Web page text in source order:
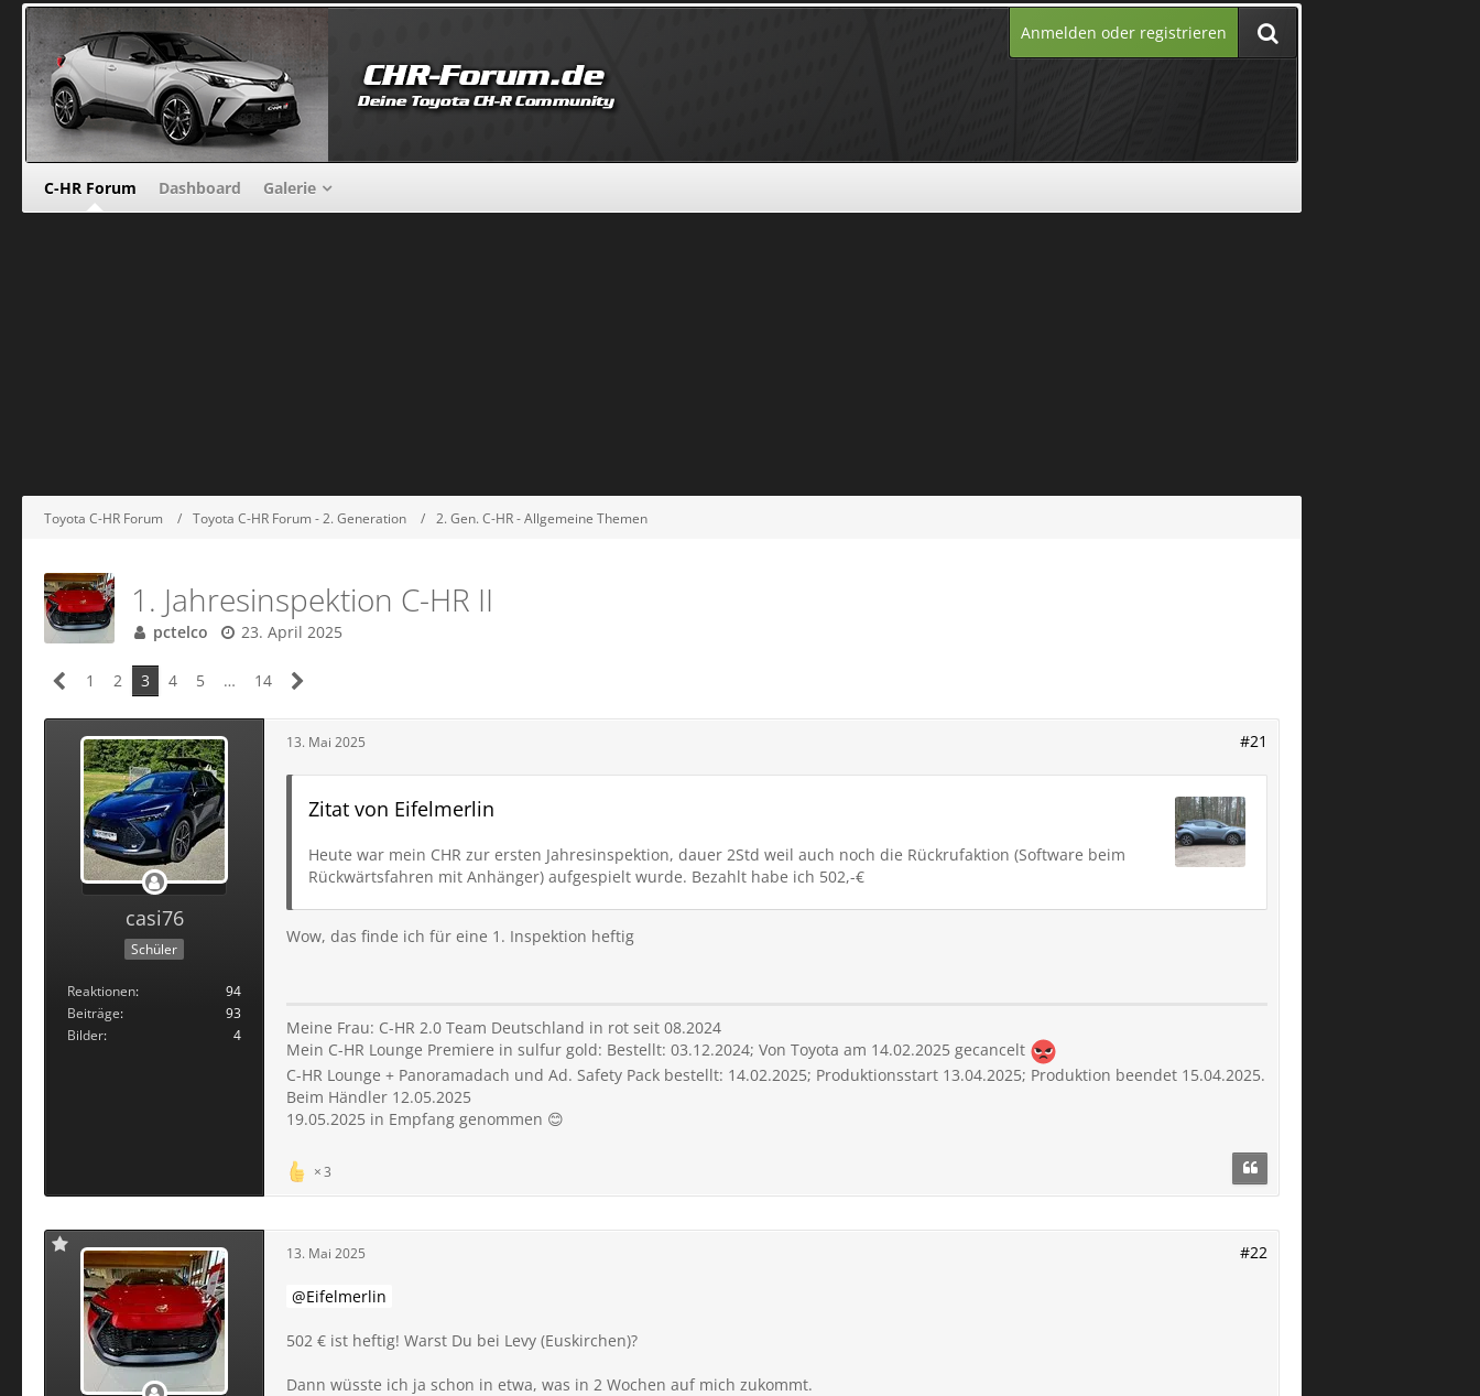
Anmelden oder registrieren
C-HR Forum Dashboard Galerie
Toyota C-HR Forum Toyota C-HR Forum - 2. Generation 2. Gen. C-HR - Allgemeine Themen
1. Jahresinspektion C-HR II
pctelco 23. April 2025
1 2 3 4 5 … 14
casi76
Schüler
Reaktionen
94
Beiträge
93
Bilder
4
13. Mai 2025 #21
Zitat von Eifelmerlin
Heute war mein CHR zur ersten Jahresinspektion, dauer 2Std weil auch noch die Rückrufaktion (Software beim
Rückwärtsfahren mit Anhänger) aufgespielt wurde. Bezahlt habe ich 502,-€
Wow, das finde ich für eine 1. Inspektion heftig
Meine Frau: C-HR 2.0 Team Deutschland in rot seit 08.2024
Mein C-HR Lounge Premiere in sulfur gold: Bestellt: 03.12.2024; Von Toyota am 14.02.2025 gecancelt
C-HR Lounge + Panoramadach und Ad. Safety Pack bestellt: 14.02.2025; Produktionsstart 13.04.2025; Produktion beendet 15.04.2025.
Beim Händler 12.05.2025
19.05.2025 in Empfang genommen 😊
3
13. Mai 2025 #22
Eifelmerlin
502 € ist heftig! Warst Du bei Levy (Euskirchen)?
Dann wüsste ich ja schon in etwa, was in 2 Wochen auf mich zukommt.